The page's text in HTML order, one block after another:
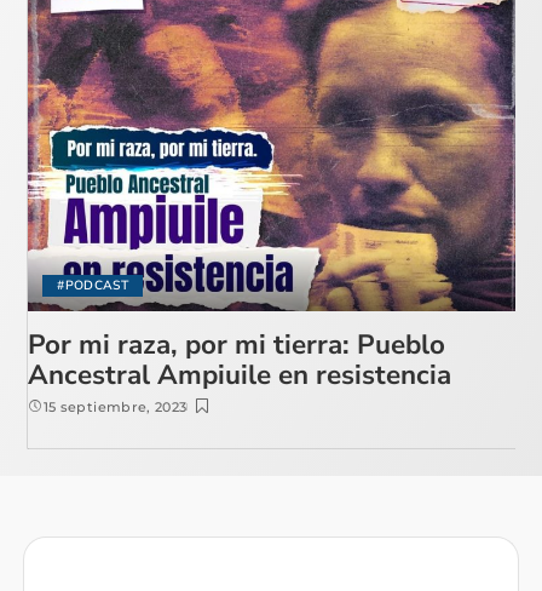
#PODCAST
Por mi raza, por mi tierra: Pueblo
Ancestral Ampiuile en resistencia
15 septiembre, 2023